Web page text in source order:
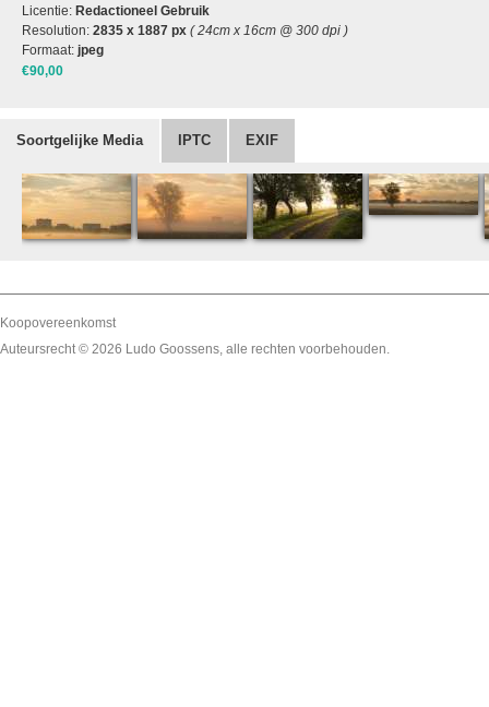
Licentie: Redactioneel Gebruik
Resolution: 2835 x 1887 px ( 24cm x 16cm @ 300 dpi )
Formaat: jpeg
€90,00
Soortgelijke Media IPTC EXIF
Koopovereenkomst
Auteursrecht © 2026 Ludo Goossens, alle rechten voorbehouden.